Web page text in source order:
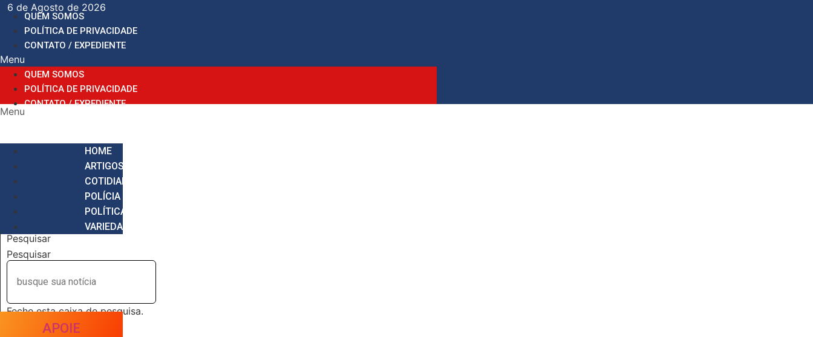
para
conteúdo
6 de Agosto de 2026
QUEM SOMOS
POLÍTICA DE PRIVACIDADE
CONTATO / EXPEDIENTE
Menu
QUEM SOMOS
POLÍTICA DE PRIVACIDADE
CONTATO / EXPEDIENTE
Menu
HOME
ARTIGOS
COTIDIANO
POLÍCIA
POLÍTICA
VARIEDADES
Pesquisar
Pesquisar
Feche esta caixa de pesquisa.
APOIE